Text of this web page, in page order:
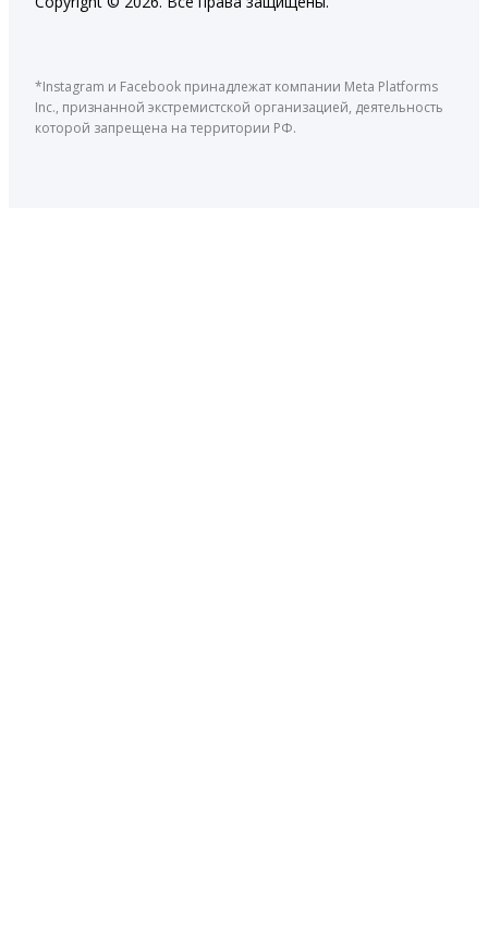
*Instagram и Facebook принадлежат компании Meta Platforms
Inc., признанной экстремистской организацией, деятельность
которой запрещена на территории РФ.